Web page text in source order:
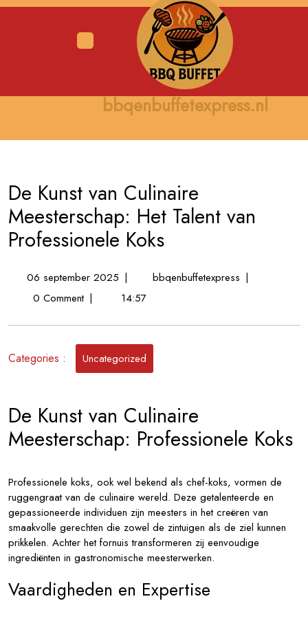
Skip
bbqenbuffetexpress.nl
De Kunst van Culinaire
Meesterschap: Het Talent van
Professionele Koks
06 september 202506
september
| bbqenbuffetexpressDe
Culinaire
|
0 Comment | 14:57
Categories : Uncategorized
De Kunst van Culinaire
Meesterschap: Professionele Koks
Professionele koks, ook wel bekend als chef-koks, vormen de
ruggengraat van de culinaire wereld. Deze getalenteerde en
gepassioneerde individuen zijn meesters in het creëren van
smaakvolle gerechten die zowel de zintuigen als de ziel kunnen
prikkelen. Achter het fornuis transformeren zij eenvoudige
ingrediënten in gastronomische meesterwerken.
Vaardigheden en Expertise